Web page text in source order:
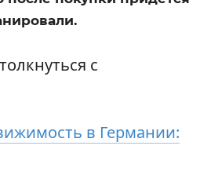
с
в Германии: